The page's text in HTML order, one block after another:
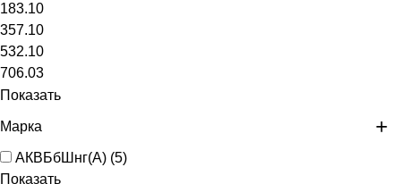
183.10
357.10
532.10
706.03
Показать
Марка
АКВБбШнг(А) (5)
Показать